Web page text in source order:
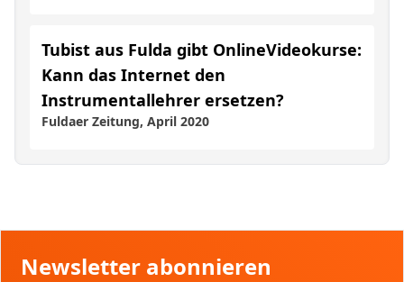
Tubist aus Fulda gibt OnlineVideokurse:
Kann das Internet den
Instrumentallehrer ersetzen?
Fuldaer Zeitung, April 2020
Newsletter abonnieren